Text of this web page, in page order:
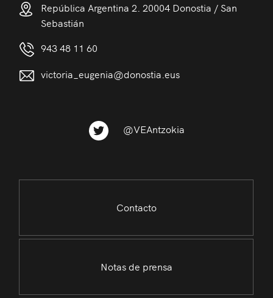
República Argentina 2. 20004 Donostia / San
Sebastián
943 48 11 60
victoria_eugenia@donostia.eus
@VEAntzokia
Contacto
Notas de prensa